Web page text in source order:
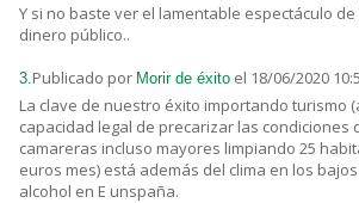
Y si no baste ver el lamentable espectáculo
dinero público..
3. Publicado por Morir de éxito el 18/06/2020
La clave de nuestro éxito importando turismo
capacidad legal de precarizar las condiciones
camareras incluso mayores limpiando 25
euros mes) está además del clima en los
alcohol en E unspaña.